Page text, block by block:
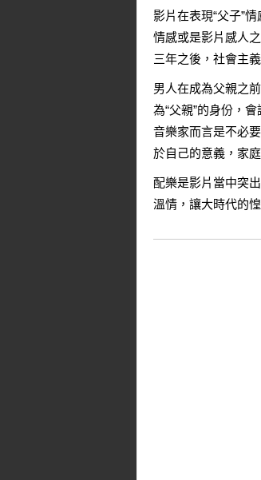
影片在表現“父子”
情感或是影片感人
三年之後，社會主
男人在成為父親之
為“父親”的身份，
音樂家而言是不必
於自己的意義，家
配樂是影片當中突
溫情，讓大時代的